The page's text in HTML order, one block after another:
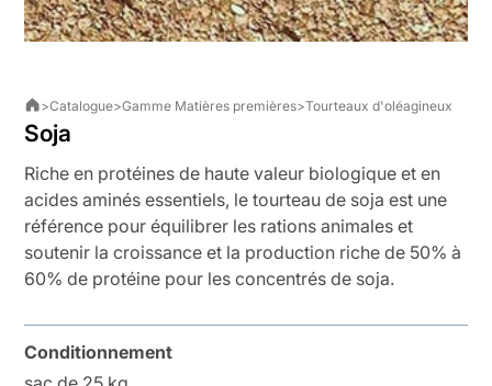
>Catalogue>Gamme Matières premières>Tourteaux d'oléagineux
Soja
Riche en protéines de haute valeur biologique et en
acides aminés essentiels, le tourteau de soja est une
référence pour équilibrer les rations animales et
soutenir la croissance et la production riche de 50% à
60% de protéine pour les concentrés de soja.
Conditionnement